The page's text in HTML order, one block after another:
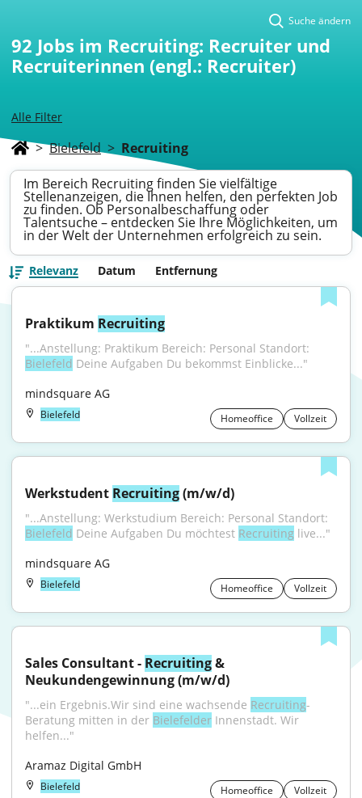
Alle Filter
Suche ändern
92 Jobs im Recruiting: Recruiter und
Recruiterinnen (engl.: Recruiter)
> Bielefeld > Recruiting
Im Bereich Recruiting finden Sie vielfältige
Stellenanzeigen, die Ihnen helfen, den perfekten Job
zu finden. Ob Personalbeschaffung oder
Talentsuche – entdecken Sie Ihre Möglichkeiten, um
in der Welt der Unternehmen erfolgreich zu sein.
Relevanz Datum Entfernung
Praktikum Recruiting
Bielefeld Deine Aufgaben Du bekommst Einblicke..."
mindsquare AG
Bielefeld Homeoffice Vollzeit
Werkstudent Recruiting (m/w/d)
Bielefeld Deine Aufgaben Du möchtest Recruiting live..."
mindsquare AG
Bielefeld Homeoffice Vollzeit
Sales Consultant - Recruiting &
Neukundengewinnung (m/w/d)
"...ein Ergebnis.Wir sind eine wachsende Recruiting-
Beratung mitten in der Bielefelder Innenstadt. Wir
helfen..."
Aramaz Digital GmbH
Bielefeld Homeoffice
Vollzeit